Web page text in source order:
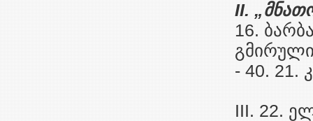
II.
16.
- 40. 21.
III. 22.